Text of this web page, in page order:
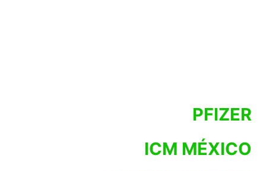
PFIZER
ICM MÉXICO